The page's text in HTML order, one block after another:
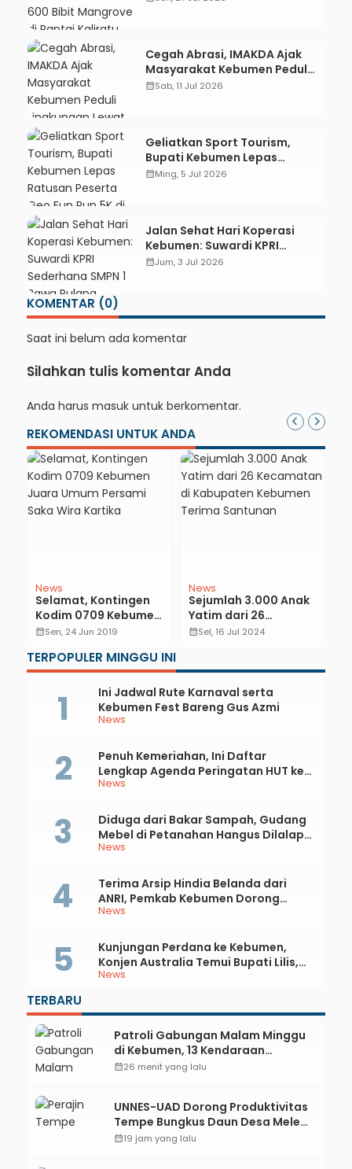
Cegah Abrasi, IMAKDA Ajak
Masyarakat Kebumen Peduli
Lingkungan Lewat Aksi
calendar_monthSab, 11 Jul 2026
Geliatkan Sport Tourism,
Bupati Kebumen Lepas
Ratusan Peserta Geo Fun Run
calendar_monthMing, 5 Jul 2026
Jalan Sehat Hari Koperasi
Kebumen: Suwardi KPRI
Sederhana SMPN 1 Bawa
calendar_monthJum, 3 Jul 2026
KOMENTAR (0)
Saat ini belum ada komentar
Silahkan tulis komentar Anda
Anda harus masuk untuk berkomentar.
REKOMENDASI UNTUK ANDA
News
Selamat, Kontingen
Kodim 0709 Kebumen
Juara Umum Persami
calendar_monthSen, 24 Jun 2019
News
Sejumlah 3.000 Anak
Yatim dari 26
Kecamatan di
calendar_monthSel, 16 Jul 2024
TERPOPULER MINGGU INI
News
Ini Jadwal Rute Karnaval serta
Kebumen Fest Bareng Gus Azmi
News
Penuh Kemeriahan, Ini Daftar
Lengkap Agenda Peringatan HUT ke-
81 RI dan Hari Jadi ke-397 Kabupaten
News
Diduga dari Bakar Sampah, Gudang
Mebel di Petanahan Hangus Dilalap
Api
News
Terima Arsip Hindia Belanda dari
ANRI, Pemkab Kebumen Dorong
Integrasi Sejarah, Geopark, dan
News
Kunjungan Perdana ke Kebumen,
Konjen Australia Temui Bupati Lilis,
Ini yang Dibahas
TERBARU
Patroli Gabungan Malam Minggu
di Kebumen, 13 Kendaraan
Terjaring Razia Knalpot Brong
calendar_month26 menit yang lalu
UNNES-UAD Dorong Produktivitas
Tempe Bungkus Daun Desa Meles,
Bantu Mesin dan Pendampingan
calendar_month19 jam yang lalu